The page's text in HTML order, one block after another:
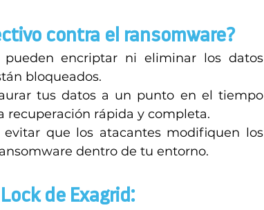
contra el ransomware?
pueden encriptar ni eliminar los datos
bloqueados.
tus datos a un punto en el tiempo
recuperación rápida y completa.
evitar que los atacantes modifiquen los
dentro de tu entorno.
de Exagrid: